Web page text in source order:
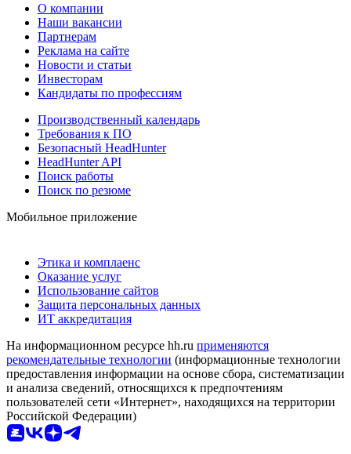
О компании
Наши вакансии
Партнерам
Реклама на сайте
Новости и статьи
Инвесторам
Кандидаты по профессиям
Производственный календарь
Требования к ПО
Безопасный HeadHunter
HeadHunter API
Поиск работы
Поиск по резюме
Мобильное приложение
Этика и комплаенс
Оказание услуг
Использование сайтов
Защита персональных данных
ИТ аккредитация
На информационном ресурсе hh.ru применяются
рекомендательные технологии (информационные технологии
предоставления информации на основе сбора, систематизации
и анализа сведений, относящихся к предпочтениям
пользователей сети «Интернет», находящихся на территории
Российской Федерации)